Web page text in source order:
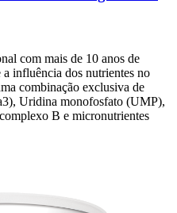
com mais de 10 anos de
influência dos nutrientes no
combinação exclusiva de
Uridina monofosfato (UMP),
B e micronutrientes